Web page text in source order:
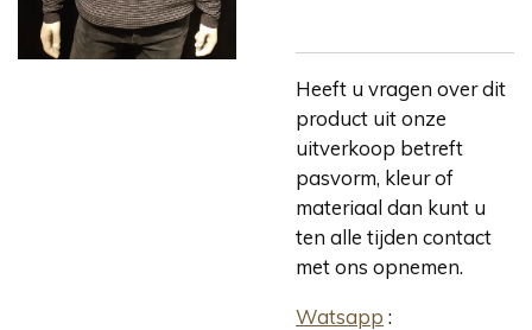
Heeft u vragen over dit
product uit onze
uitverkoop betreft
pasvorm, kleur of
materiaal dan kunt u
ten alle tijden contact
met ons opnemen.
Watsapp :